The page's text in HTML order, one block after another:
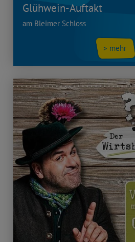
Glühwein-Auftakt
am Bleimer Schloss
> mehr